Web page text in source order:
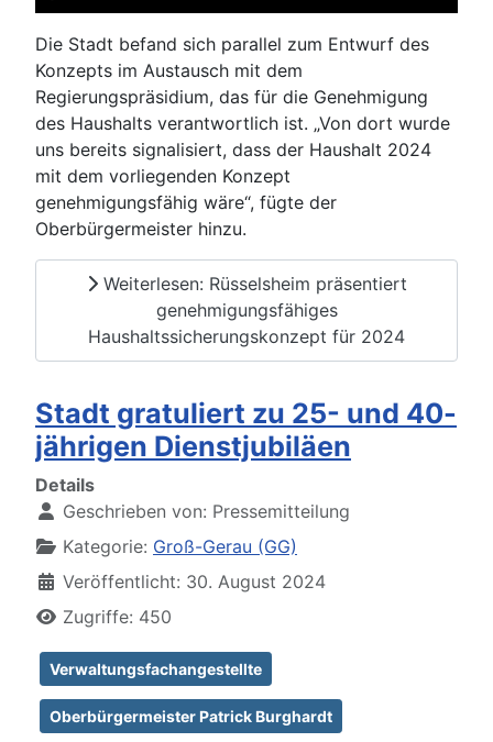
Die Stadt befand sich parallel zum Entwurf des
Konzepts im Austausch mit dem
Regierungspräsidium, das für die Genehmigung
des Haushalts verantwortlich ist. „Von dort wurde
uns bereits signalisiert, dass der Haushalt 2024
mit dem vorliegenden Konzept
genehmigungsfähig wäre“, fügte der
Oberbürgermeister hinzu.
Weiterlesen: Rüsselsheim präsentiert
genehmigungsfähiges
Haushaltssicherungskonzept für 2024
Stadt gratuliert zu 25- und 40-
jährigen Dienstjubiläen
Details
Geschrieben von: Pressemitteilung
Kategorie: Groß-Gerau (GG)
Veröffentlicht: 30. August 2024
Zugriffe: 450
Verwaltungsfachangestellte
Oberbürgermeister Patrick Burghardt